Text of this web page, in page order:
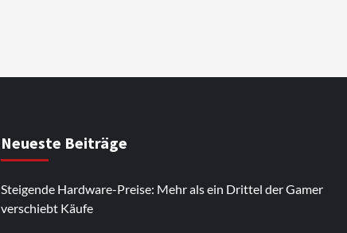
Neueste Beiträge
Steigende Hardware-Preise: Mehr als ein Drittel der Gamer
verschiebt Käufe